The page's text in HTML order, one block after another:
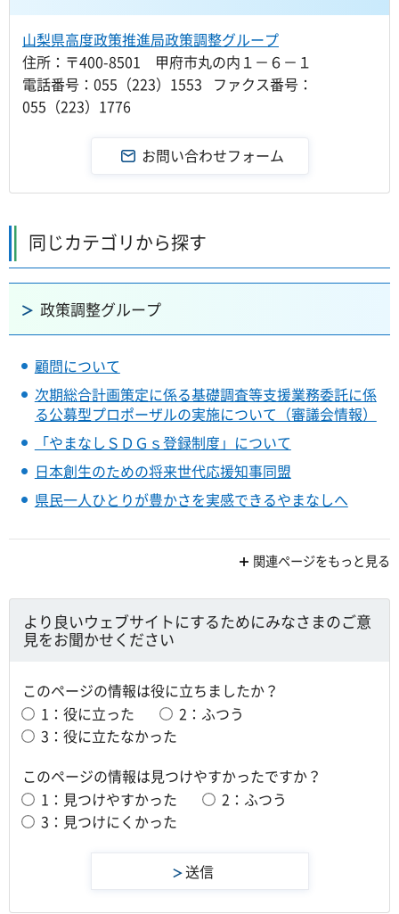
山梨県高度政策推進局政策調整グループ
住所：〒400-8501 甲府市丸の内１－６－１
電話番号：055（223）1553 ファクス番号：
055（223）1776
同じカテゴリから探す
政策調整グループ
顧問について
次期総合計画策定に係る基礎調査等支援業務委託に係
る公募型プロポーザルの実施について（審議会情報）
「やまなしＳＤＧｓ登録制度」について
日本創生のための将来世代応援知事同盟
県民一人ひとりが豊かさを実感できるやまなしへ
関連ページをもっと見る
より良いウェブサイトにするためにみなさまのご意
見をお聞かせください
このページの情報は役に立ちましたか？
1：役に立った
2：ふつう
3：役に立たなかった
このページの情報は見つけやすかったですか？
1：見つけやすかった
2：ふつう
3：見つけにくかった